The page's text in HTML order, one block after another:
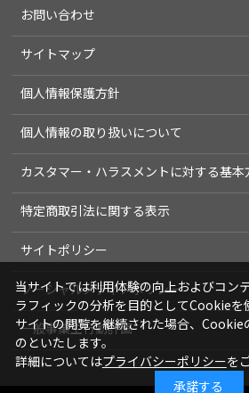
お問い合わせ
サイトマップ
個人情報保護方針
個人情報の取り扱いについて
カスタマー・ハラスメントに対する基本
特定商取引法に関する表示
サイトポリシー
ソーシャルメディアポリシー
一般事業主行動計画
当サイトでは利用体験の向上およびコン
ラフィックの分析を目的としてCookieを
サイトの閲覧を継続された場合、Cookie
のといたします。
詳細についてはプライバシーポリシーを
承諾する